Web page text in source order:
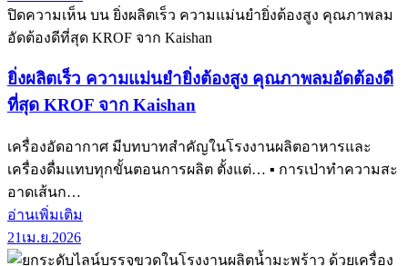
ปิดความเห็น บน ยิ่งผลิตเร็ว ความแม่นยำยิ่งต้องสูง คุณภาพลม
อัดต้องดีที่สุด KROF จาก Kaishan
ยิ่งผลิตเร็ว ความแม่นยำยิ่งต้องสูง คุณภาพลมอัดต้องดี
ที่สุด KROF จาก Kaishan
เครื่องอัดอากาศ มีบทบาทสำคัญในโรงงานผลิตอาหารและ
เครื่องดื่มแทบทุกขั้นตอนการผลิต ตั้งแต่… ▪ การเป่าทำความสะ
อาดเส้นก…
อ่านเพิ่มเติม
21 เม.ย.2026